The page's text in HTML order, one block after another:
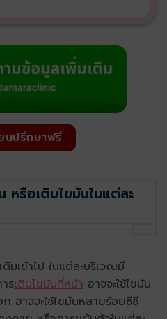
นปรึกษาฟรี
รือเติมไขมันในแต่ละ
มเข้าไป ในแต่ละบริเวณมี
รเติมไขมันที่หน้า อาจจะใช้ไขมัน
อาจจะใช้ไขมันหลายร้อยซีซี